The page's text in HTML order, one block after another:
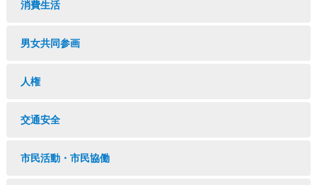
消費生活
男女共同参画
人権
交通安全
市民活動・市民協働